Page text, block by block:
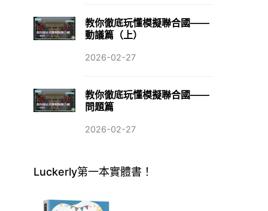
教你徹底玩懂模擬聯合國——
動議篇（上）
2026-02-27
教你徹底玩懂模擬聯合國——
問題篇
2026-02-27
Luckerly第一本實體書！